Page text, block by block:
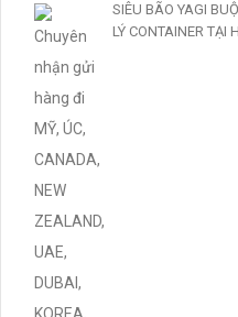
SIÊU BÃO YAGI
LÝ CONTAINER TẠI